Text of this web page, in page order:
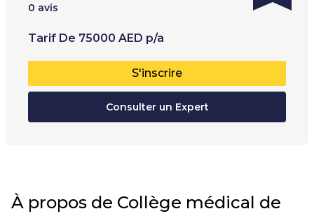
0 avis
Tarif De 75000 AED p/a
S'inscrire
Consulter un Expert
Type
Tranche d'âge
18+
À propos de Collège médical de